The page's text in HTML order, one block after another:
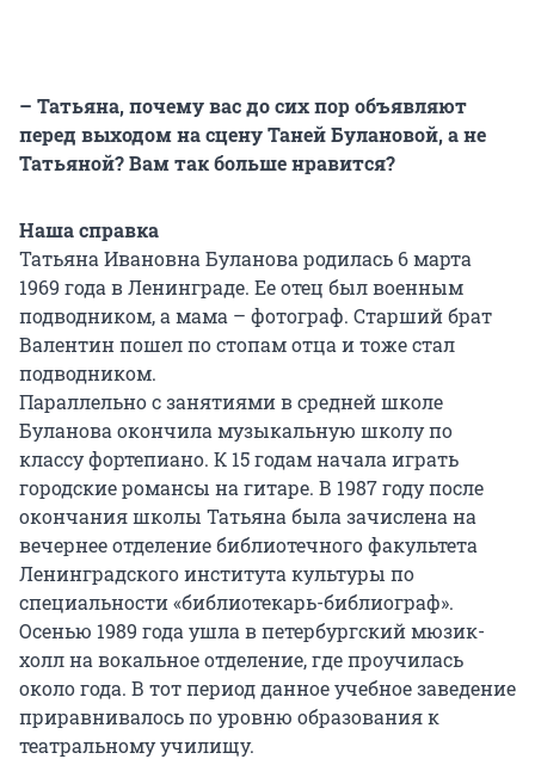
– Татьяна, почему вас до сих пор объявляют
перед выходом на сцену Таней Булановой, а не
Татьяной? Вам так больше нравится?
Наша справка
Татьяна Ивановна Буланова родилась 6 марта
1969 года в Ленинграде. Ее отец был военным
подводником, а мама – фотограф. Старший брат
Валентин пошел по стопам отца и тоже стал
подводником.
Параллельно с занятиями в средней школе
Буланова окончила музыкальную школу по
классу фортепиано. К 15 годам начала играть
городские романсы на гитаре. В 1987 году после
окончания школы Татьяна была зачислена на
вечернее отделение библиотечного факультета
Ленинградского института культуры по
специальности «библиотекарь-библиограф».
Осенью 1989 года ушла в петербургский мюзик-
холл на вокальное отделение, где проучилась
около года. В тот период данное учебное заведение
приравнивалось по уровню образования к
театральному училищу.